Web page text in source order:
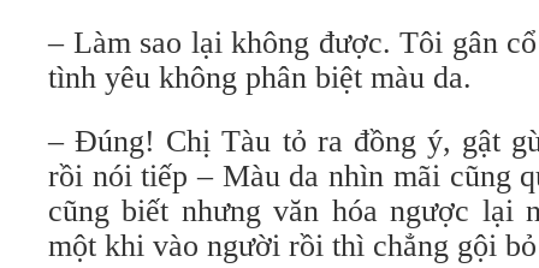
– Làm sao lại không được. Tôi gân
tình yêu không phân biệt màu da.
– Đúng! Chị Tàu tỏ ra đồng ý, gật
rồi nói tiếp – Màu da nhìn mãi cũng
cũng biết nhưng văn hóa ngược lại
một khi vào người rồi thì chẳng gội